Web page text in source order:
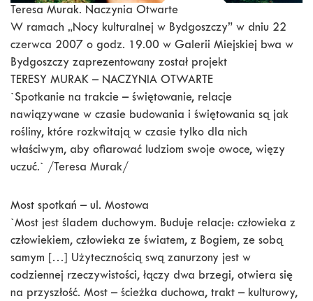
Teresa Murak. Naczynia Otwarte
W ramach „Nocy kulturalnej w Bydgoszczy” w dniu 22
czerwca 2007 o godz. 19.00 w Galerii Miejskiej bwa w
Bydgoszczy zaprezentowany został projekt
TERESY MURAK – NACZYNIA OTWARTE
`Spotkanie na trakcie – świętowanie, relacje
nawiązywane w czasie budowania i świętowania są jak
rośliny, które rozkwitają w czasie tylko dla nich
właściwym, aby ofiarować ludziom swoje owoce, więzy
uczuć.` /Teresa Murak/
Most spotkań – ul. Mostowa
`Most jest śladem duchowym. Buduje relacje: człowieka z
człowiekiem, człowieka ze światem, z Bogiem, ze sobą
samym […] Użytecznością swą zanurzony jest w
codziennej rzeczywistości, łączy dwa brzegi, otwiera się
na przyszłość. Most – ścieżka duchowa, trakt – kulturowy,